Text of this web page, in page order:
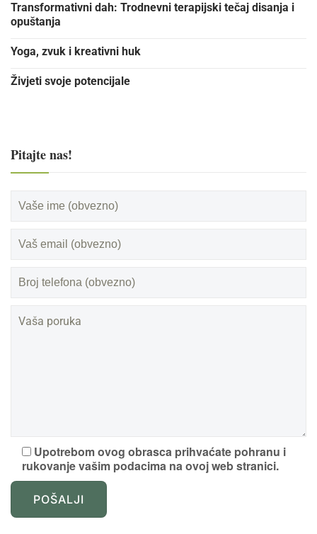
Transformativni dah: Trodnevni terapijski tečaj disanja i
opuštanja
Yoga, zvuk i kreativni huk
Živjeti svoje potencijale
Pitajte nas!
Upotrebom ovog obrasca prihvaćate pohranu i
rukovanje vašim podacima na ovoj web stranici.